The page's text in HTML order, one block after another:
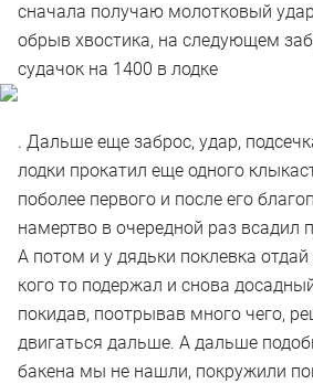
сначала получаю молотковый
обрыв хвостика, на следующем
судачок на 1400 в лодке
. Дальше еще заброс, удар,
лодки прокатил еще одного
поболее первого и после его
намертво в очередной раз всадил
А потом и у дядьки поклевка
кого то подержал и снова
покидав, поотрывав много чего,
двигаться дальше. А дальше
бакена мы не нашли, покружили